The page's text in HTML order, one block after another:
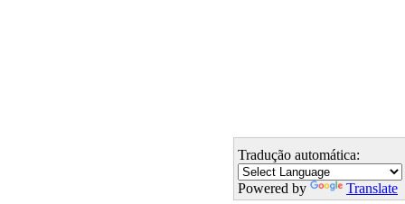
Tradução automática:
Powered by Translate